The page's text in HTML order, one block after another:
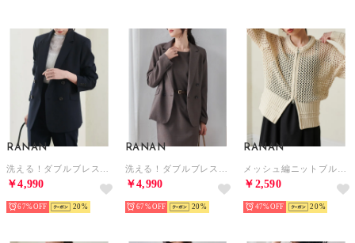
RANAN
￥4,990
67% 20
RANAN
￥4,990
67% 20
RANAN
￥2,590
47% 20